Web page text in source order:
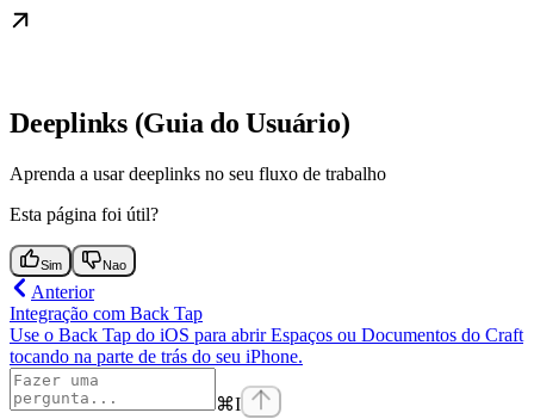
Deeplinks (Guia do Usuário)
Aprenda a usar deeplinks no seu fluxo de trabalho
Esta página foi útil?
Sim Nao
Anterior
Integração com Back Tap
Use o Back Tap do iOS para abrir Espaços ou Documentos do Craft
tocando na parte de trás do seu iPhone.
⌘I